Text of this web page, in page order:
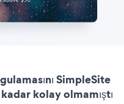
SimpleSite
kolay olmamıştı